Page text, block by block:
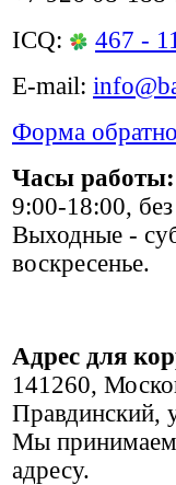
ICQ:
467 -
E-mail:
Форма
Часы работы:
9:00-18:00,
Выходные -
воскресенье.
Адрес для
141260,
Правдинский,
Мы принимаем
адресу.